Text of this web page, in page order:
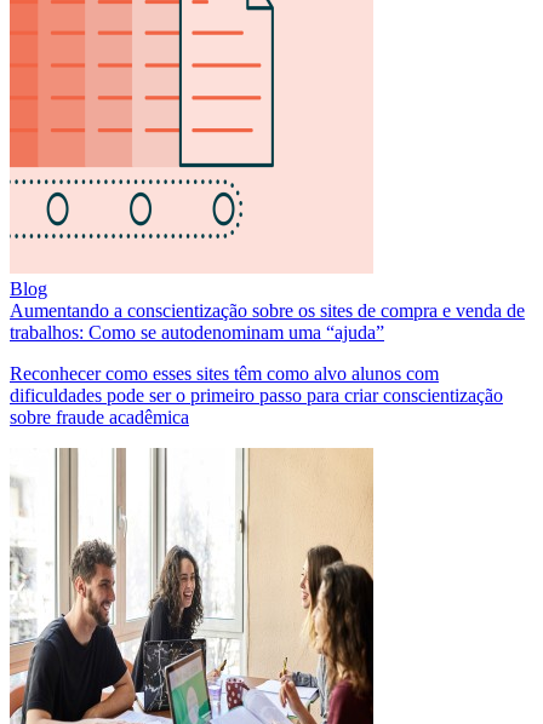
Blog
Aumentando a conscientização sobre os sites de compra e venda de
trabalhos: Como se autodenominam uma “ajuda”
Reconhecer como esses sites têm como alvo alunos com
dificuldades pode ser o primeiro passo para criar conscientização
sobre fraude acadêmica